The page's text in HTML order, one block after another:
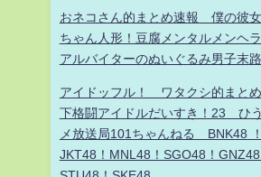
おネコさん的まとめ速報 僕の彼
ちゃん人形！豆腐メンタルメンヘ
アルバイターのぬいぐるみ男子末
アイドッフル！ ワタクシ的まと
下格闘アイドルだいすき！23 ひ
メ放送局101ちゃんねる BNK48
JKT48！MNL48！SGO48！GNZ48